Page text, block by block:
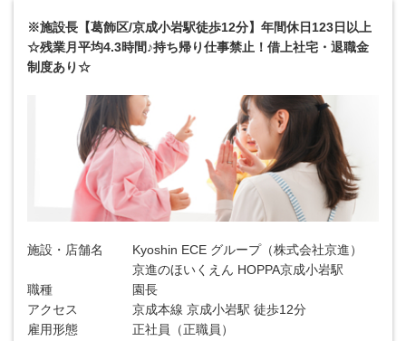
※施設長【葛飾区/京成小岩駅徒歩12分】年間休日123日以上
☆残業月平均4.3時間♪持ち帰り仕事禁止！借上社宅・退職金
制度あり☆
施設・店舗名
Kyoshin ECE グループ（株式会社京進）
京進のほいくえん HOPPA京成小岩駅
職種
園長
アクセス
京成本線 京成小岩駅 徒歩12分
雇用形態
正社員（正職員）